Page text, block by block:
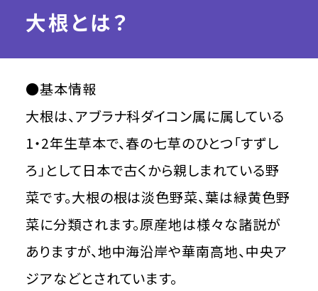
大根とは？
●基本情報
大根は、アブラナ科ダイコン属に属している
1・2年生草本で、春の七草のひとつ「すずし
ろ」として日本で古くから親しまれている野
菜です。大根の根は淡色野菜、葉は緑黄色野
菜に分類されます。原産地は様々な諸説が
ありますが、地中海沿岸や華南高地、中央ア
ジアなどとされています。